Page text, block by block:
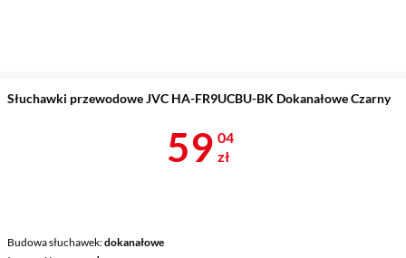
Słuchawki przewodowe JVC HA-FR9UCBU-BK Dokanałowe Czarny
Budowa słuchawek dokanałowe
Cena 59,04
59 04
zł